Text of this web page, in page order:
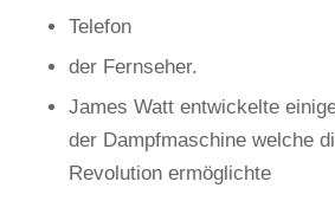
Telefon
der Fernseher.
James Watt entwickelte
der Dampfmaschine welche
Revolution ermöglichte